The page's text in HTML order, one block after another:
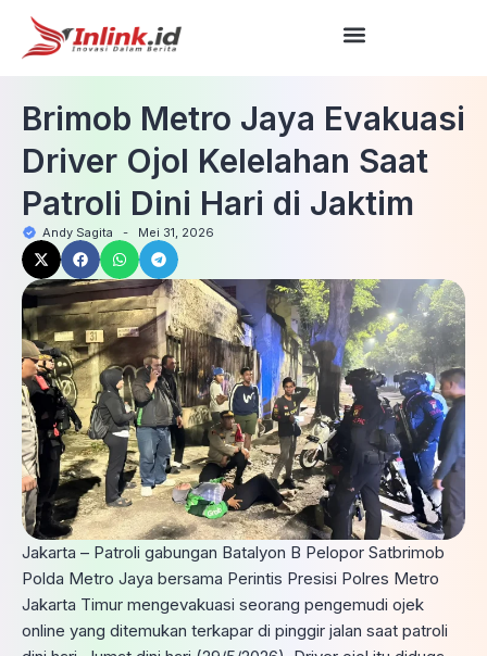
Brimob Metro Jaya Evakuasi
Driver Ojol Kelelahan Saat
Patroli Dini Hari di Jaktim
Andy Sagita - Mei 31, 2026
Jakarta – Patroli gabungan Batalyon B Pelopor Satbrimob
Polda Metro Jaya bersama Perintis Presisi Polres Metro
Jakarta Timur mengevakuasi seorang pengemudi ojek
online yang ditemukan terkapar di pinggir jalan saat patroli